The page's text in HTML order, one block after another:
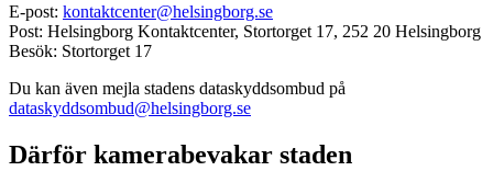
E-post: kontaktcenter@helsingborg.se
Post: Helsingborg Kontaktcenter, Stortorget 17, 252 20 Helsingborg
Besök: Stortorget 17
Du kan även mejla stadens dataskyddsombud på
dataskyddsombud@helsingborg.se
Därför kamerabevakar staden